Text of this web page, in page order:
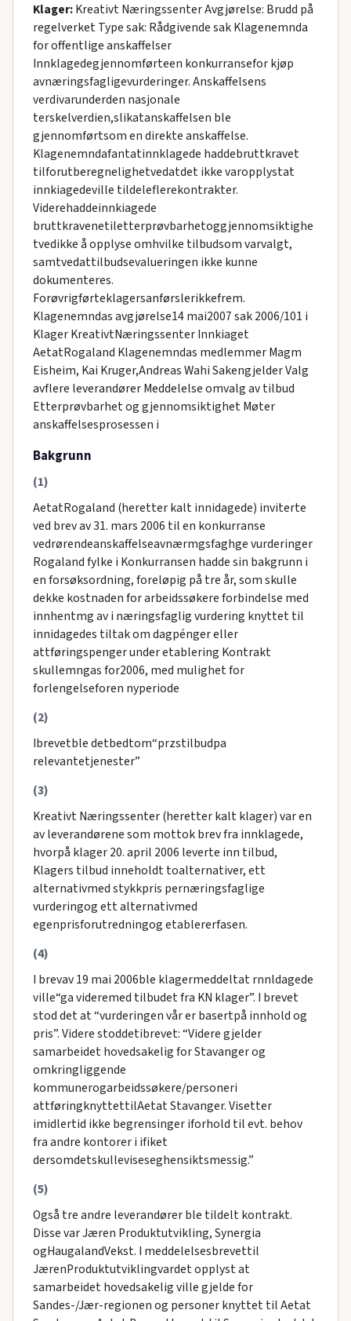
Klager:Kreativt Næringssenter Avgjørelse: Brudd på
regelverket Type sak: Rådgivende sak Klagenemnda
for offentlige anskaffelser
Innklagedegjennomførteen konkurransefor kjøp
avnæringsfagligevurderinger. Anskaffelsens
verdivarunderden nasjonale
terskelverdien,slikatanskaffelsen ble
gjennomførtsom en direkte anskaffelse.
Klagenemndafantatinnklagede haddebruttkravet
tilforutberegnelighetvedatdet ikke varopplystat
innkiagedeville tildeleflerekontrakter.
Viderehaddeinnkiagede
bruttkravenetiletterprøvbarhetoggjennomsiktighe
tvedikke å opplyse omhvilke tilbudsom varvalgt,
samtvedattilbudsevalueringen ikke kunne
dokumenteres.
Forøvrigførteklagersanførslerikkefrem.
Klagenemndas avgjørelse14 mai2007 sak 2006/101 i
Klager KreativtNæringssenter Innkiaget
AetatRogaland Klagenemndas medlemmer Magm
Eisheim, Kai Kruger,Andreas Wahi Sakengjelder Valg
avflere leverandører Meddelelse omvalg av tilbud
Etterprøvbarhet og gjennomsiktighet Møter
anskaffelsesprosessen i
Bakgrunn
(1)
AetatRogaland (heretter kalt innidagede) inviterte
ved brev av 31. mars 2006 til en konkurranse
vedrørendeanskaffelseavnærmgsfaghge vurderinger
Rogaland fylke i Konkurransen hadde sin bakgrunn i
en forsøksordning, foreløpig på tre år, som skulle
dekke kostnaden for arbeidssøkere forbindelse med
innhentmg av i næringsfaglig vurdering knyttet til
innidagedes tiltak om dagpénger eller
attføringspenger under etablering Kontrakt
skullemngas for2006, med mulighet for
forlengelseforen nyperiode
(2)
Ibrevetble detbedtom“przstilbudpa
relevantetjenester”
(3)
Kreativt Næringssenter (heretter kalt klager) var en
av leverandørene som mottok brev fra innklagede,
hvorpå klager 20. april 2006 leverte inn tilbud,
Klagers tilbud inneholdt toalternativer, ett
alternativmed stykkpris pernæringsfaglige
vurderingog ett alternativmed
egenprisforutredningog etablererfasen.
(4)
I brevav 19 mai 2006ble klagermeddeltat rnnldagede
ville“ga videremed tilbudet fra KN klager”. I brevet
stod det at “vurderingen vår er basertpå innhold og
pris”. Videre stoddetibrevet: “Videre gjelder
samarbeidet hovedsakelig for Stavanger og
omkringliggende
kommunerogarbeidssøkere/personeri
attføringknyttettilAetat Stavanger. Visetter
imidlertid ikke begrensinger iforhold til evt. behov
fra andre kontorer i ifiket
dersomdetskulleviseseghensiktsmessig.”
(5)
Også tre andre leverandører ble tildelt kontrakt.
Disse var Jæren Produktutvikling, Synergia
ogHaugalandVekst. I meddelelsesbrevettil
JærenProduktutviklingvardet opplyst at
samarbeidet hovedsakelig ville gjelde for
Sandes-/Jær-regionen og personer knyttet til Aetat